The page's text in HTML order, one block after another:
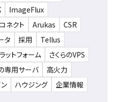
ImageFlux
ネクト
Arukas
CSR
タ
採用
Tellus
ットフォーム
さくらのVPS
専用サーバ
高火力
ハウジング 企業情報